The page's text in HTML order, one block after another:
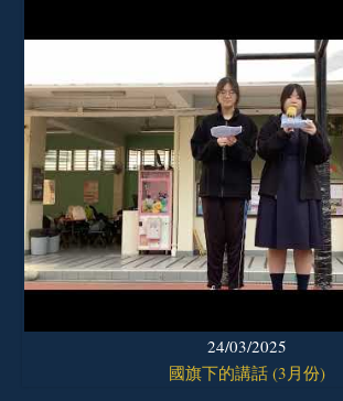
24/03/2025
國旗下的講話 (3月份)